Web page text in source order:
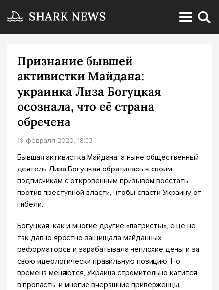
Признание бывшей
активистки Майдана:
украинка Лиза Богуцкая
осознала, что её страна
обречена
19 февраля 2020, 18:33
Бывшая активистка Майдана, а ныне общественный
деятель Лиза Богуцкая обратилась к своим
подписчикам с откровенным призывом восстать
против преступной власти, чтобы спасти Украину от
гибели.
Богуцкая, как и многие другие «патриоты», ещё не
так давно яростно защищала майданных
реформаторов и зарабатывала неплохие деньги за
свою идеологически правильную позицию. Но
времена меняются, Украина стремительно катится
в пропасть, и многие вчерашние приверженцы